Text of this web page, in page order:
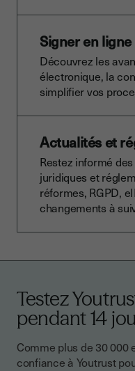
Signer en ligne
Découvrez les
électronique, la
simplifier vos
Actualités et
Restez informé
juridiques et
réformes, RGPD,
changements à
Testez
pendant 14
Comme plus de 30 000
confiance à Youtrust